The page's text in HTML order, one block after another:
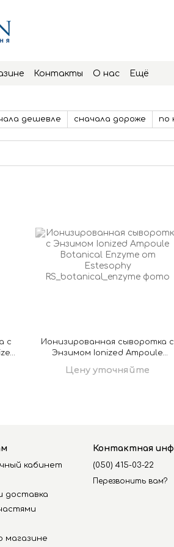
Контакты О нас Ещё
дешевле сначала дороже по
с
Ионизированная сыворотка с
Энзимом Ionized Ampoule
Цену уточняйте
кабинет
доставка
магазине
Контактная
(050) 415-03-22
Перезвонить вам?